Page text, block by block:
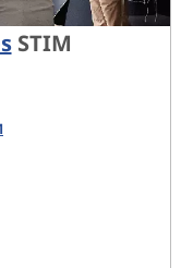
STIM